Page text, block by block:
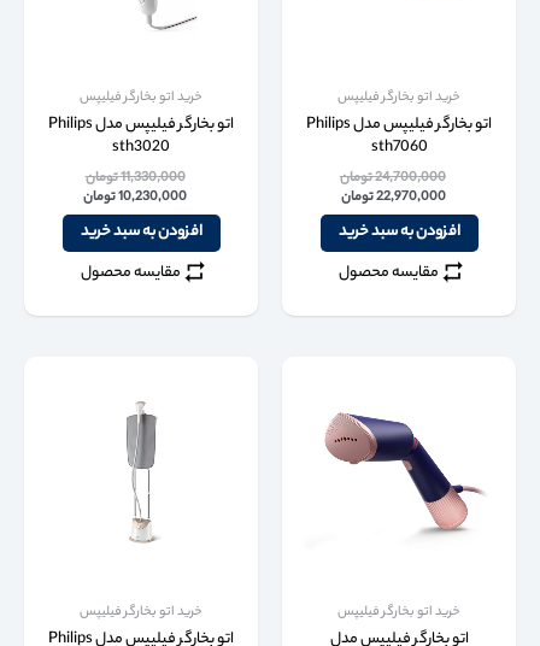
خرید اتو بخارگر فیلیپس
اتو بخارگر فیلیپس مدل Philips
sth7060
24,700,000تومان
22,970,000تومان
افزودن به سبد خرید
مقایسه محصول
خرید اتو بخارگر فیلیپس
اتو بخارگر فیلیپس مدل Philips
sth3020
11,330,000تومان
10,230,000تومان
افزودن به سبد خرید
مقایسه محصول
خرید اتو بخارگر فیلیپس
اتو بخارگر فیلیپس مدل
خرید اتو بخارگر فیلیپس
اتو بخارگر فیلیپس مدل Philips